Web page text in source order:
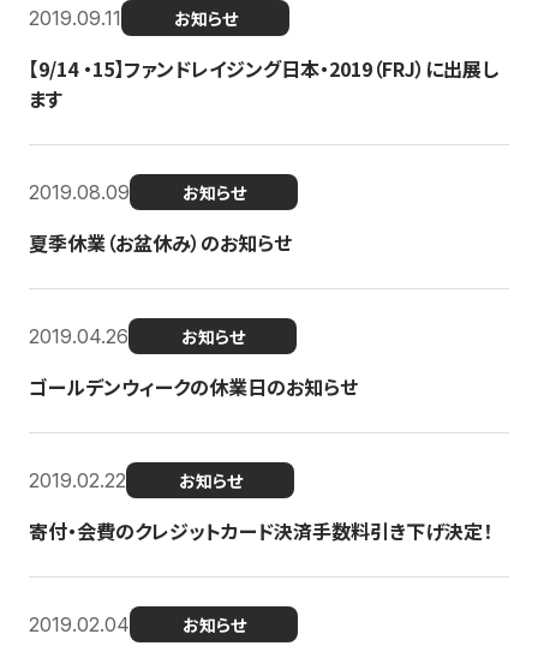
2019.09.11 お知らせ
【9/14 ・15】ファンドレイジング日本・2019（FRJ）に出展し
ます
2019.08.09 お知らせ
夏季休業（お盆休み）のお知らせ
2019.04.26 お知らせ
ゴールデンウィークの休業日のお知らせ
2019.02.22 お知らせ
寄付・会費のクレジットカード決済手数料引き下げ決定！
2019.02.04 お知らせ